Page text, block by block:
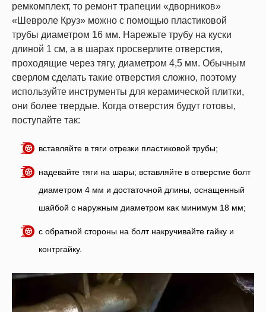
ремкомплект, то ремонт трапеции «дворников»
«Шевроле Круз» можно с помощью пластиковой
трубы диаметром 16 мм. Нарежьте трубу на куски
длиной 1 см, а в шарах просверлите отверстия,
проходящие через тягу, диаметром 4,5 мм. Обычным
сверлом сделать такие отверстия сложно, поэтому
используйте инструменты для керамической плитки,
они более твердые. Когда отверстия будут готовы,
поступайте так:
вставляйте в тяги отрезки пластиковой трубы;
надевайте тяги на шары; вставляйте в отверстие болт
диаметром 4 мм и достаточной длины, оснащенный
шайбой с наружным диаметром как минимум 18 мм;
с обратной стороны на болт накручивайте гайку и
контргайку.